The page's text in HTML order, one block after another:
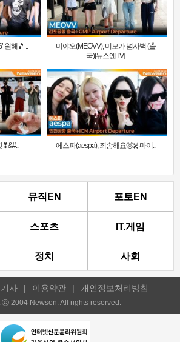
원해🎵 ..
미야오(MEOVV), 미모가 넘사벽 (출
국)[뉴스엔TV]
❣&#.. 에스파(aespa), 죄송해요🥺🎤마이..
뮤직EN 포토EN
스포츠 IT.게임
정치 사회
사 | 이용약관 | 개인정보처리방침
ⓒ 2004 Newsen. All rights reserved.